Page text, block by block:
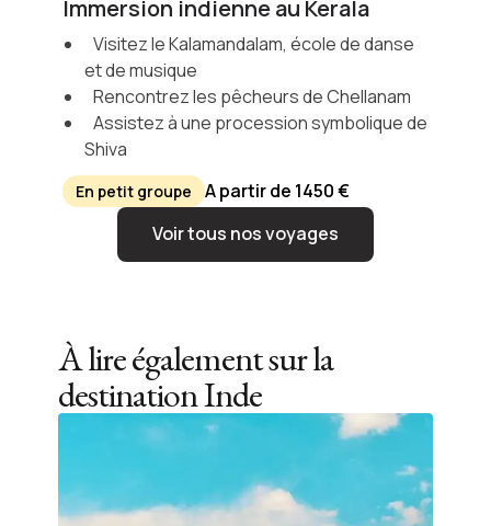
Immersion indienne au Kerala
Visitez le Kalamandalam, école de danse
et de musique
Rencontrez les pêcheurs de Chellanam
Assistez à une procession symbolique de
Shiva
En petit groupe
A partir de 1450 €
Voir tous nos voyages
À lire également sur la
destinationInde